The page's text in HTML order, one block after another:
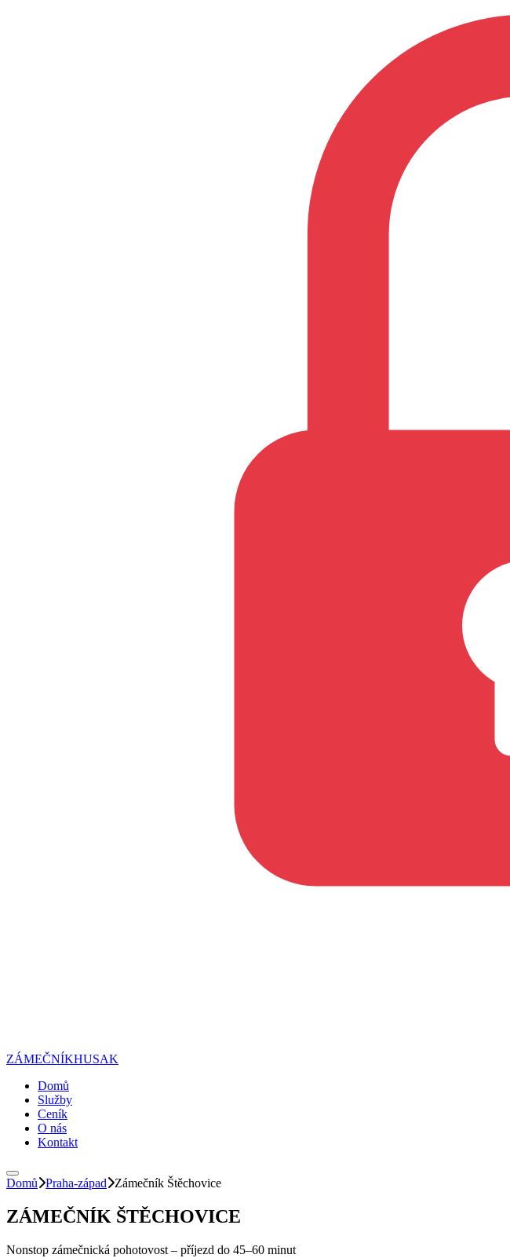
ZÁMEČNÍKHUSAK
Domů
Služby
Ceník
O nás
Kontakt
Domů Praha-západ Zámečník Štěchovice
ZÁMEČNÍK ŠTĚCHOVICE
Nonstop zámečnická pohotovost – příjezd do 45–60 minut